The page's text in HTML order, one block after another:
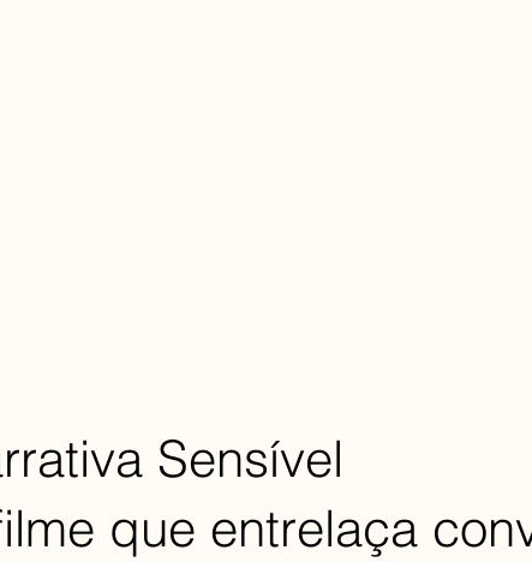
Sensível
que entrelaça